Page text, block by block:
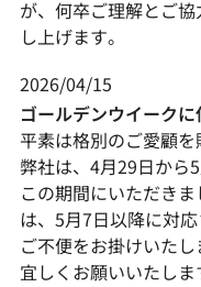
が、何卒ご理解とご
し上げます。
2026/04/15
ゴールデンウイーク
平素は格別のご愛顧を
弊社は、4月29日から
この期間にいただき
は、5月7日以降に対応
ご不便をお掛けいた
宜しくお願いいたしま